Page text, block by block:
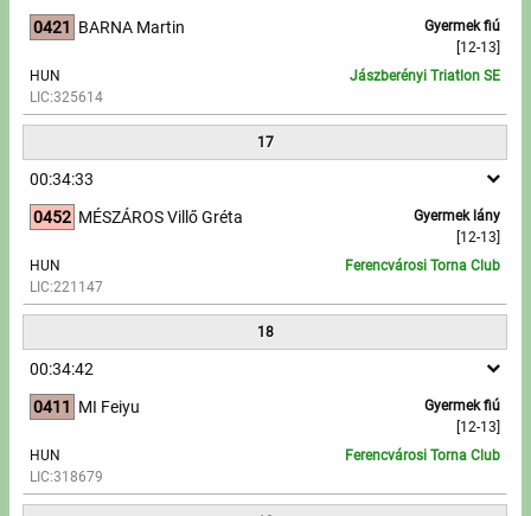
0421
Gyermek fiú
[12-13]
BARNA Martin
HUN
LIC:325614
Jászberényi Triatlon SE
17
00:34:33
0452
Gyermek lány
[12-13]
MÉSZÁROS Villő Gréta
HUN
LIC:221147
Ferencvárosi Torna Club
18
00:34:42
0411
Gyermek fiú
[12-13]
MI Feiyu
HUN
LIC:318679
Ferencvárosi Torna Club